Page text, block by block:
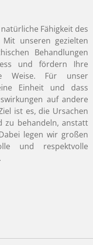
Fähigkeit des
unseren gezielten
Behandlungen
und fördern Ihre
Weise. Für unser
Einheit und dass
auf andere
ist es, die Ursachen
zu behandeln, anstatt
legen wir großen
und respektvolle